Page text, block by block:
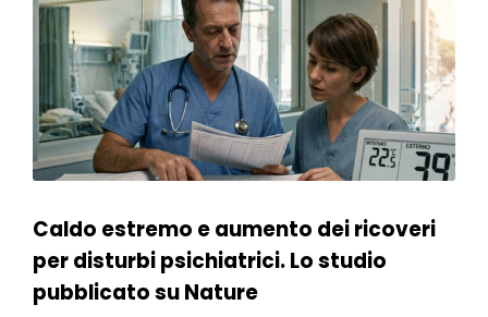
Caldo estremo e aumento dei ricoveri
per disturbi psichiatrici. Lo studio
pubblicato su Nature